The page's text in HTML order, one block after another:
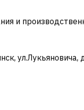
и
ул.Лукьяновича,